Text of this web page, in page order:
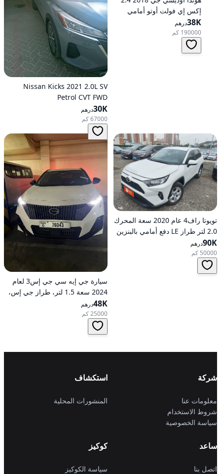
إكس إي فولت أوتو أمامي
الدفع
38Kدرهم
190000 كم
Nissan Kicks 2021 2.0L SV
Petrol CVT FWD
30Kدرهم
67000 كم
تويوتا راف4 عام 2020 سعة المحرك
2.0 لتر طراز LE دفع أمامي بالبنزين
أوتوماتيكي
90Kدرهم
50000 كم
سيارة جي إيه سي جي إس3 لعام
2024 سعة 1.5 لتر، طراز جي إس،
تعمل بالبنزين، ناقل حركة
أوتوماتيكي، دفع أمامي
48Kدرهم
25000 كم
شركة
معلومات عنا
شروط الاستخدام
سياسة الخصوصية
استكشاف
المنشورات المحلية
ساعد
اتصل بنا
كوكيز
سياسة الكوكيز